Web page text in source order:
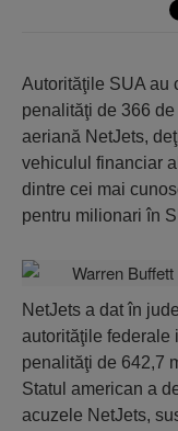
Autorităţile SUA au
penalităţi de 366
aeriană NetJets,
vehiculul financiar
dintre cei mai
pentru milionari în
NetJets a dat în
autorităţile federale
penalităţi de 642,7
Statul american a
acuzele NetJets,